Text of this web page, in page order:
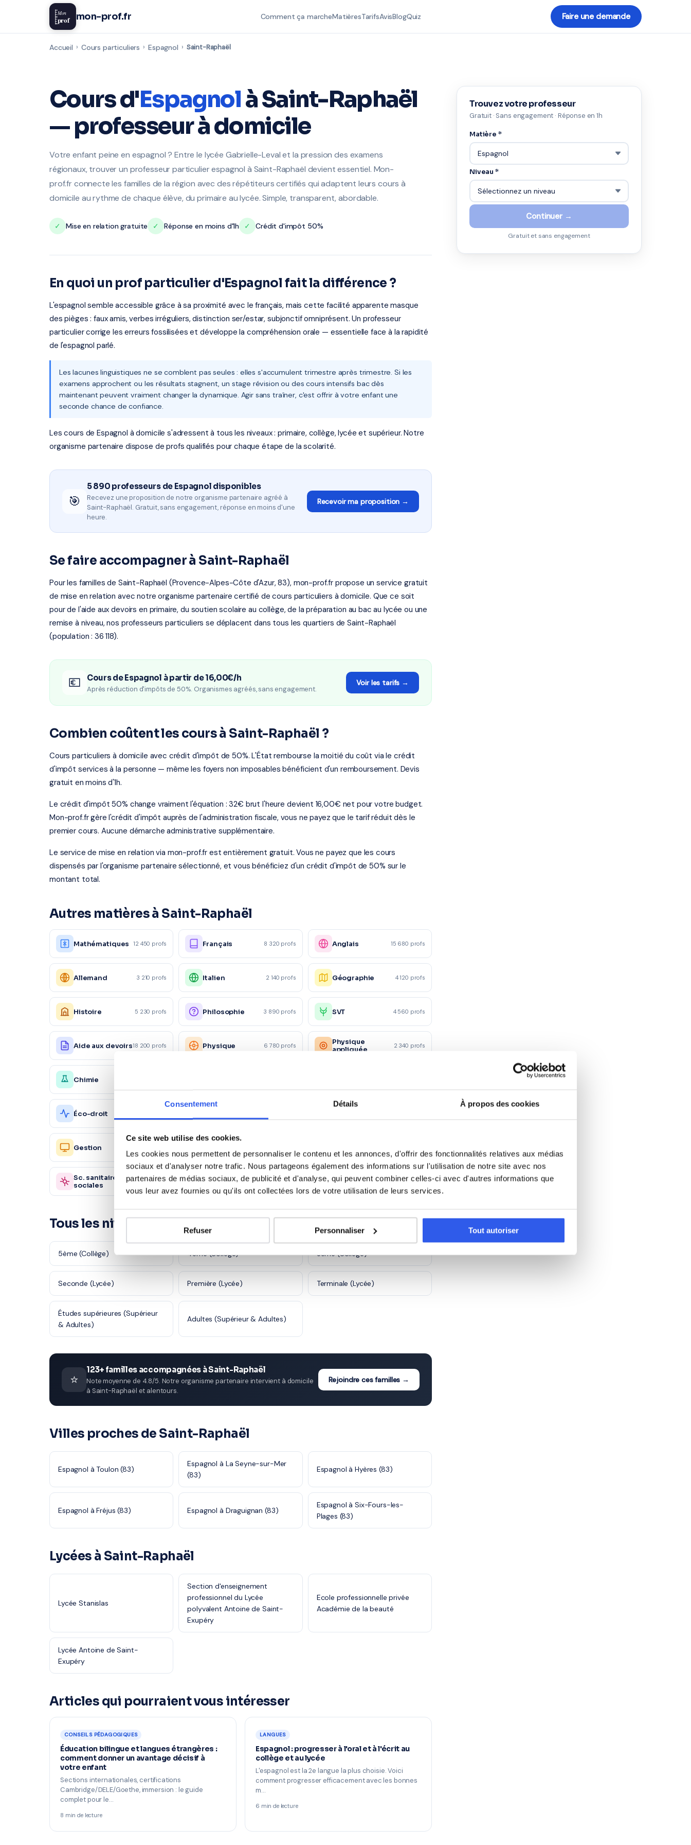
Consentement Détails À propos des cookies
Ce site web utilise des cookies.
Les cookies nous permettent de personnaliser le contenu et les annonces, d'offrir des fonctionnalités relatives aux médias
sociaux et d'analyser notre trafic. Nous partageons également des informations sur l'utilisation de notre site avec nos
partenaires de médias sociaux, de publicité et d'analyse, qui peuvent combiner celles-ci avec d'autres informations que
vous leur avez fournies ou qu'ils ont collectées lors de votre utilisation de leurs services.
Refuser Personnaliser Tout autoriser
Mon
prof mon-prof.fr Comment ça marcheMatièresTarifsAvisBlogQuiz Faire une demande
Accueil › Cours particuliers › Espagnol › Saint-Raphaël
Cours d'Espagnolà Saint-Raphaël
— professeur à domicile
Votre enfant peine en espagnol ? Entre le lycée Gabrielle-Leval et la pression des examens
régionaux, trouver un professeur particulier espagnol à Saint-Raphaël devient essentiel. Mon-
prof.fr connecte les familles de la région avec des répétiteurs certifiés qui adaptent leurs cours à
domicile au rythme de chaque élève, du primaire au lycée. Simple, transparent, abordable.
✓ Mise en relation gratuite ✓ Réponse en moins d'1h ✓ Crédit d'impôt 50%
En quoi un prof particulier d'Espagnol fait la différence ?
L'espagnol semble accessible grâce à sa proximité avec le français, mais cette facilité apparente masque
des pièges : faux amis, verbes irréguliers, distinction ser/estar, subjonctif omniprésent. Un professeur
particulier corrige les erreurs fossilisées et développe la compréhension orale — essentielle face à la rapidité
de l'espagnol parlé.
Les lacunes linguistiques ne se comblent pas seules : elles s'accumulent trimestre après trimestre. Si les
examens approchent ou les résultats stagnent, un stage révision ou des cours intensifs bac dès
maintenant peuvent vraiment changer la dynamique. Agir sans traîner, c'est offrir à votre enfant une
seconde chance de confiance.
Les cours de Espagnol à domicile s'adressent à tous les niveaux : primaire, collège, lycée et supérieur. Notre
organisme partenaire dispose de profs qualifiés pour chaque étape de la scolarité.
🎯
5 890 professeurs de Espagnol disponibles
Recevez une proposition de notre organisme partenaire agréé à
Saint-Raphaël. Gratuit, sans engagement, réponse en moins d'une
heure.
Recevoir ma proposition →
Se faire accompagner à Saint-Raphaël
Pour les familles de Saint-Raphaël (Provence-Alpes-Côte d'Azur, 83), mon-prof.fr propose un service gratuit
de mise en relation avec notre organisme partenaire certifié de cours particuliers à domicile. Que ce soit
pour de l'aide aux devoirs en primaire, du soutien scolaire au collège, de la préparation au bac au lycée ou une
remise à niveau, nos professeurs particuliers se déplacent dans tous les quartiers de Saint-Raphaël
(population : 36 118).
💶 Cours de Espagnol à partir de 16,00€/h
Après réduction d'impôts de 50%. Organismes agréés, sans engagement.
Voir les tarifs →
Combien coûtent les cours à Saint-Raphaël ?
Cours particuliers à domicile avec crédit d'impôt de 50%. L'État rembourse la moitié du coût via le crédit
d'impôt services à la personne — même les foyers non imposables bénéficient d'un remboursement. Devis
gratuit en moins d'1h.
Le crédit d'impôt 50% change vraiment l'équation : 32€ brut l'heure devient 16,00€ net pour votre budget.
Mon-prof.fr gère l'crédit d'impôt auprès de l'administration fiscale, vous ne payez que le tarif réduit dès le
premier cours. Aucune démarche administrative supplémentaire.
Le service de mise en relation via mon-prof.fr est entièrement gratuit. Vous ne payez que les cours
dispensés par l'organisme partenaire sélectionné, et vous bénéficiez d'un crédit d'impôt de 50% sur le
montant total.
Autres matières à Saint-Raphaël
Mathématiques 12 450 profs Français 8 320 profs Anglais 15 680 profs
Allemand 3 210 profs Italien 2 140 profs Géographie 4 120 profs
Histoire 5 230 profs Philosophie 3 890 profs SVT 4 560 profs
Aide aux devoirs18 200 profs Physique 6 780 profs
Physique
appliquée
2 340 profs
Chimie
Éco-droit
Action
commerciale
Gestion
Ressources
Humaines
sociale
Sc. sanitaires et
sociales
870 profs Autre 5 600 profs
Tous les niveaux en Espagnol à Saint-Raphaël
5ème (Collège) 4ème (Collège) 3ème (Collège)
Seconde (Lycée) Première (Lycée) Terminale (Lycée)
Études supérieures (Supérieur
& Adultes)
Adultes (Supérieur & Adultes)
⭐
123+ familles accompagnées à Saint-Raphaël
Note moyenne de 4.8/5. Notre organisme partenaire intervient à domicile
à Saint-Raphaël et alentours.
Rejoindre ces familles →
Villes proches de Saint-Raphaël
Espagnol à Toulon (83)
Espagnol à La Seyne-sur-Mer
(83)
Espagnol à Hyères (83)
Espagnol à Fréjus (83) Espagnol à Draguignan (83)
Espagnol à Six-Fours-les-
Plages (83)
Lycées à Saint-Raphaël
Lycée Stanislas
Section d'enseignement
professionnel du Lycée
polyvalent Antoine de Saint-
Exupéry
Ecole professionnelle privée
Académie de la beauté
Lycée Antoine de Saint-
Exupéry
Articles qui pourraient vous intéresser
CONSEILS PÉDAGOGIQUES
Éducation bilingue et langues étrangères :
comment donner un avantage décisif à
votre enfant
Sections internationales, certifications
Cambridge/DELE/Goethe, immersion : le guide
complet pour le…
8 min de lecture
LANGUES
Espagnol : progresser à l'oral et à l'écrit au
collège et au lycée
L'espagnol est la 2e langue la plus choisie. Voici
comment progresser efficacement avec les bonnes
m…
6 min de lecture
Trouvez votre professeur
Gratuit · Sans engagement · Réponse en 1h
Matière *
Niveau *
Continuer →
Gratuit et sans engagement